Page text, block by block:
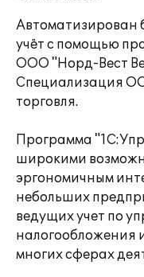
Автоматизирован
учёт с помощью
ООО "Норд-Вест
Специализация
торговля.
Программа
широкими
эргономичным
небольших
ведущих учет по
налогообложения
многих сферах